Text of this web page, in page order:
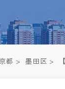
都 > 墨田区 >